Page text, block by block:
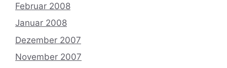
Februar 2008
Januar 2008
Dezember 2007
November 2007